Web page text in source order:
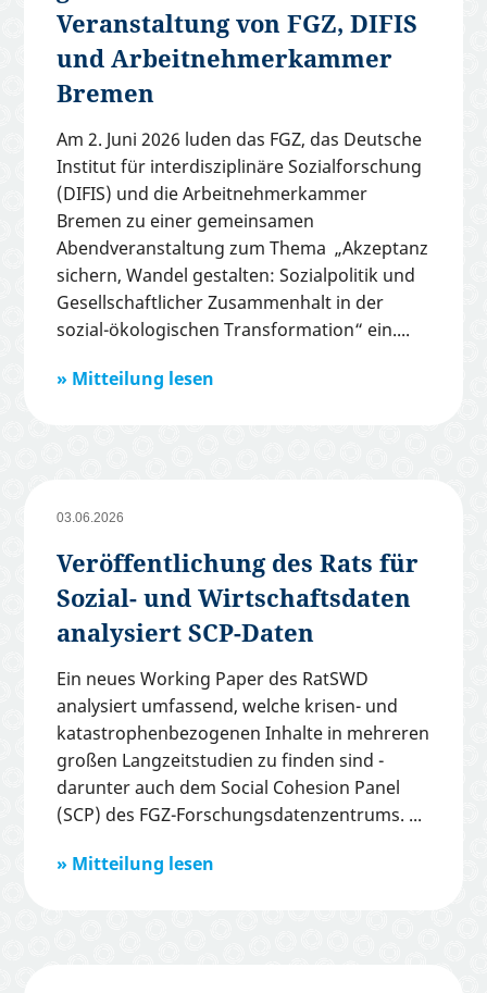
Veranstaltung von FGZ, DIFIS
und Arbeitnehmerkammer
Bremen
Am 2. Juni 2026 luden das FGZ, das Deutsche
Institut für interdisziplinäre Sozialforschung
(DIFIS) und die Arbeitnehmerkammer
Bremen zu einer gemeinsamen
Abendveranstaltung zum Thema „Akzeptanz
sichern, Wandel gestalten: Sozialpolitik und
Gesellschaftlicher Zusammenhalt in der
sozial-ökologischen Transformation“ ein.
Mitteilung lesen
03.06.2026
Veröffentlichung des Rats für
Sozial- und Wirtschaftsdaten
analysiert SCP-Daten
Ein neues Working Paper des RatSWD
analysiert umfassend, welche krisen- und
katastrophenbezogenen Inhalte in mehreren
großen Langzeitstudien zu finden sind -
darunter auch dem Social Cohesion Panel
(SCP) des FGZ-Forschungsdatenzentrums.
Mitteilung lesen